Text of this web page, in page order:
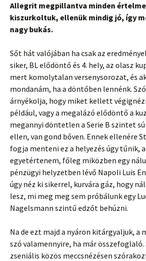
Allegrit megpillantva minden
kiszurkoltuk, ellenük mindig jó, így
nagy bukás.
Sőt hát valójában ha csak az
siker, BL elődöntő és 4. hely, az olasz
mert komolytalan versenysorozat, és
mondanám, ha a döntőben lennénk.
árnyékolja, hogy miket kellett
például, vagy a megalázó elődöntő a
megannyi döntetlen a Serie B szintet
ellen, van gond bőven. Ennek ellenére
fogja menteni ez a helyezés úgy tűnik,
egyetértenem, főleg miközben egy
pénzügyi helyzetben lévő Napoli Luis
úgy néz ki sikerrel, kurvára gáz, hogy
lesz, mi meg meg sem próbálunk egy
Nagelsmann szintű edzőt behúzni.
Na de ezt majd a nyáron kitárgyaljuk, a
szó valamennyire, ha már összefoglaló.
zseniális közös meccsnézésen